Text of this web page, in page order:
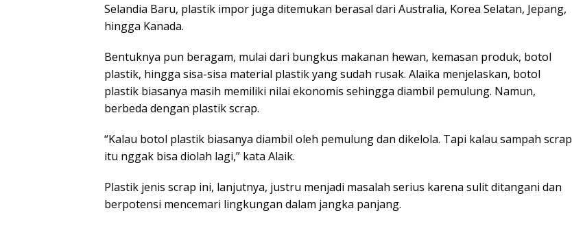
Selandia Baru, plastik impor juga ditemukan berasal dari Australia, Korea Selatan, Jepang,
hingga Kanada.
Bentuknya pun beragam, mulai dari bungkus makanan hewan, kemasan produk, botol
plastik, hingga sisa-sisa material plastik yang sudah rusak. Alaika menjelaskan, botol
plastik biasanya masih memiliki nilai ekonomis sehingga diambil pemulung. Namun,
berbeda dengan plastik scrap.
“Kalau botol plastik biasanya diambil oleh pemulung dan dikelola. Tapi kalau sampah scrap
itu nggak bisa diolah lagi,” kata Alaik.
Plastik jenis scrap ini, lanjutnya, justru menjadi masalah serius karena sulit ditangani dan
berpotensi mencemari lingkungan dalam jangka panjang.